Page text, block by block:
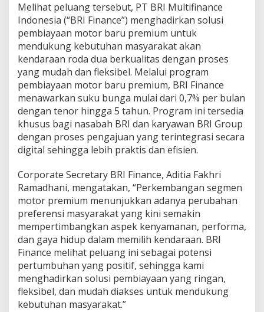
Melihat peluang tersebut, PT BRI Multifinance
Indonesia (“BRI Finance”) menghadirkan solusi
pembiayaan motor baru premium untuk
mendukung kebutuhan masyarakat akan
kendaraan roda dua berkualitas dengan proses
yang mudah dan fleksibel. Melalui program
pembiayaan motor baru premium, BRI Finance
menawarkan suku bunga mulai dari 0,7% per bulan
dengan tenor hingga 5 tahun. Program ini tersedia
khusus bagi nasabah BRI dan karyawan BRI Group
dengan proses pengajuan yang terintegrasi secara
digital sehingga lebih praktis dan efisien.
Corporate Secretary BRI Finance, Aditia Fakhri
Ramadhani, mengatakan, “Perkembangan segmen
motor premium menunjukkan adanya perubahan
preferensi masyarakat yang kini semakin
mempertimbangkan aspek kenyamanan, performa,
dan gaya hidup dalam memilih kendaraan. BRI
Finance melihat peluang ini sebagai potensi
pertumbuhan yang positif, sehingga kami
menghadirkan solusi pembiayaan yang ringan,
fleksibel, dan mudah diakses untuk mendukung
kebutuhan masyarakat.”